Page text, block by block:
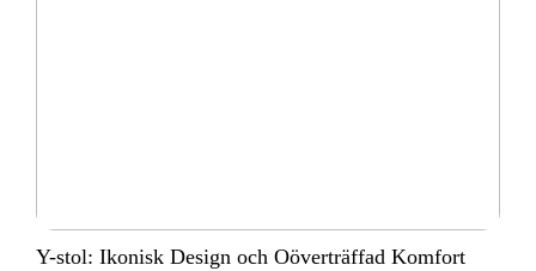
Y-stol: Ikonisk Design och Oöverträffad Komfort